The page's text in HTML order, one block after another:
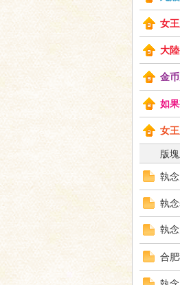
女
大
金
如
女
版
執
執
執
合